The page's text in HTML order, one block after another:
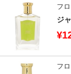
フ
ジ
フ